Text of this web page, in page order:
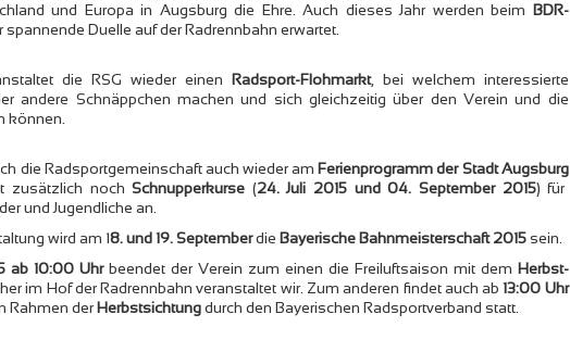
und Europa in Augsburg die Ehre. Auch dieses Jahr werden beim BDR-
Duelle auf der Radrennbahn erwartet.
die RSG wieder einen Radsport-Flohmarkt, bei welchem interessierte
andere Schnäppchen machen und sich gleichzeitig über den Verein und die
können.
die Radsportgemeinschaft auch wieder am Ferienprogramm der Stadt Augsburg
zusätzlich nochSchnupperkurse (24. Juli 2015 und 04. September 2015) für
und Jugendliche an.
wird am 18. und 19. Septemberdie Bayerische Bahnmeisterschaft 2015sein.
ab 10:00 Uhrbeendet der Verein zum einen die Freiluftsaison mit dem Herbst-
im Hof der Radrennbahn veranstaltet wir. Zum anderen findet auch ab13:00 Uhr
Rahmen derHerbstsichtungdurch den Bayerischen Radsportverband statt.